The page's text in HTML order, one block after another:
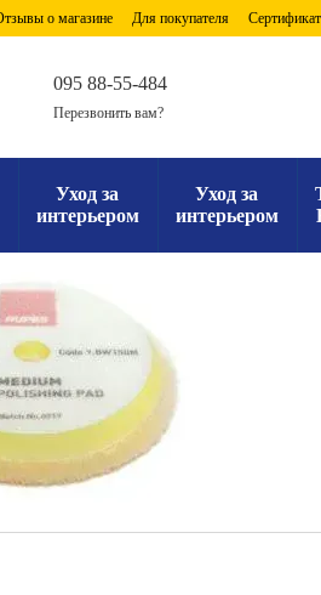
о магазине Для покупателя
095 88-55-484
Перезвонить вам?
Уход за
интерьером
Уход за
интерьером